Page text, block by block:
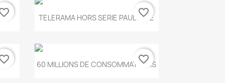
Aperçu rapide
TELERAMA HORS SERIE PAUL KLEE
favorite_border
Aperçu rapide
60 MILLIONS DE CONSOMMATEURS
favorite_border